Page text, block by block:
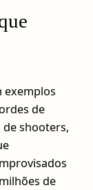
exemplos
de
shooters,
de